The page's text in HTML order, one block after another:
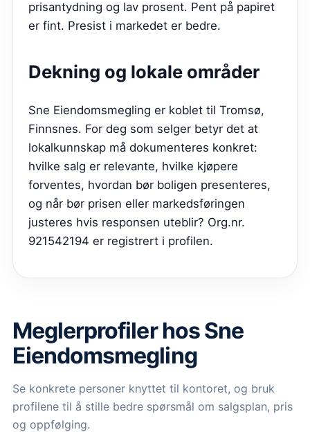
prisantydning og lav prosent. Pent på papiret
er fint. Presist i markedet er bedre.
Dekning og lokale områder
Sne Eiendomsmegling er koblet til Tromsø,
Finnsnes. For deg som selger betyr det at
lokalkunnskap må dokumenteres konkret:
hvilke salg er relevante, hvilke kjøpere
forventes, hvordan bør boligen presenteres,
og når bør prisen eller markedsføringen
justeres hvis responsen uteblir? Org.nr.
921542194 er registrert i profilen.
Meglerprofiler hosSne
Eiendomsmegling
Se konkrete personer knyttet til kontoret, og bruk
profilene til å stille bedre spørsmål om salgsplan, pris
og oppfølging.